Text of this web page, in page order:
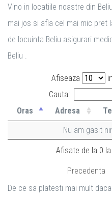
Vino in locatiile noastre din
mai jos si afla cel mai mic pret
de locuinta Beliu asigurari
Beliu .
Afiseaza
Cauta:
Oras
Adresa
Nu am gasit
Afisate de la 0
Precedenta
De ce sa platesti mai mult